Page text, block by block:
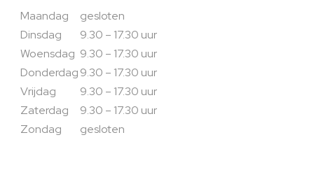
Maandag
gesloten
Dinsdag
9.30 – 17.30 uur
Woensdag 9.30 – 17.30 uur
Donderdag9.30 – 17.30 uur
Vrijdag
9.30 – 17.30 uur
Zaterdag
9.30 – 17.30 uur
Zondag
gesloten